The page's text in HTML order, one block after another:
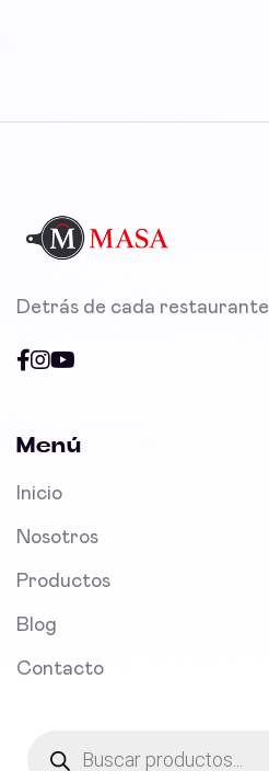
Detrás de cada restaurante
Menú
Inicio
Nosotros
Productos
Blog
Contacto
search